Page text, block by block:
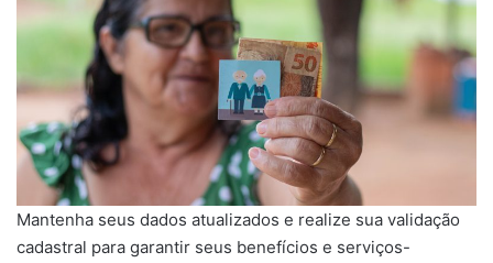
Mantenha seus dados atualizados e realize sua validação
cadastral para garantir seus benefícios e serviços-